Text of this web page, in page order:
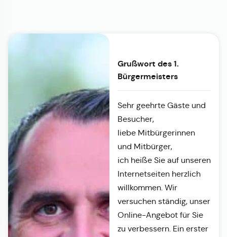
Grußwort des 1.
Bürgermeisters
Sehr geehrte Gäste und
Besucher,
liebe Mitbürgerinnen
und Mitbürger,
ich heiße Sie auf unseren
Internetseiten herzlich
willkommen. Wir
versuchen ständig, unser
Online-Angebot für Sie
zu verbessern. Ein erster